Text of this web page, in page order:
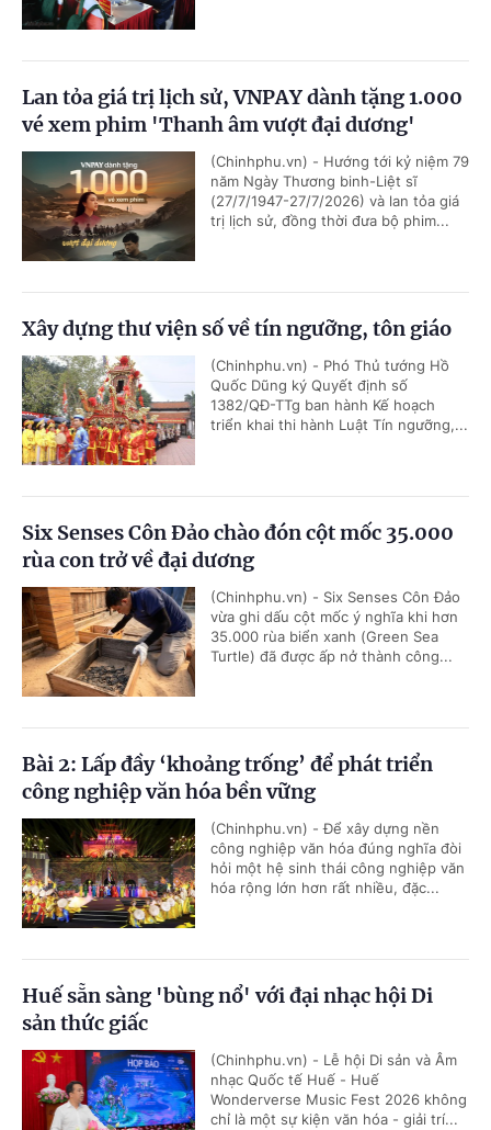
Lan tỏa giá trị lịch sử, VNPAY dành tặng 1.000
vé xem phim 'Thanh âm vượt đại dương'
(Chinhphu.vn) - Hướng tới kỷ niệm 79
năm Ngày Thương binh-Liệt sĩ
(27/7/1947-27/7/2026) và lan tỏa giá
trị lịch sử, đồng thời đưa bộ phim...
Xây dựng thư viện số về tín ngưỡng, tôn giáo
(Chinhphu.vn) - Phó Thủ tướng Hồ
Quốc Dũng ký Quyết định số
1382/QĐ-TTg ban hành Kế hoạch
triển khai thi hành Luật Tín ngưỡng,...
Six Senses Côn Đảo chào đón cột mốc 35.000
rùa con trở về đại dương
(Chinhphu.vn) - Six Senses Côn Đảo
vừa ghi dấu cột mốc ý nghĩa khi hơn
35.000 rùa biển xanh (Green Sea
Turtle) đã được ấp nở thành công...
Bài 2: Lấp đầy ‘khoảng trống’ để phát triển
công nghiệp văn hóa bền vững
(Chinhphu.vn) - Để xây dựng nền
công nghiệp văn hóa đúng nghĩa đòi
hỏi một hệ sinh thái công nghiệp văn
hóa rộng lớn hơn rất nhiều, đặc...
Huế sẵn sàng 'bùng nổ' với đại nhạc hội Di
sản thức giấc
(Chinhphu.vn) - Lễ hội Di sản và Âm
nhạc Quốc tế Huế - Huế
Wonderverse Music Fest 2026 không
chỉ là một sự kiện văn hóa - giải trí...